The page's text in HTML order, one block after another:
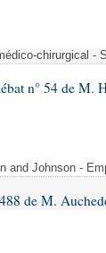
chirurgical -
n° 54 de M.
and Johnson -
de M.